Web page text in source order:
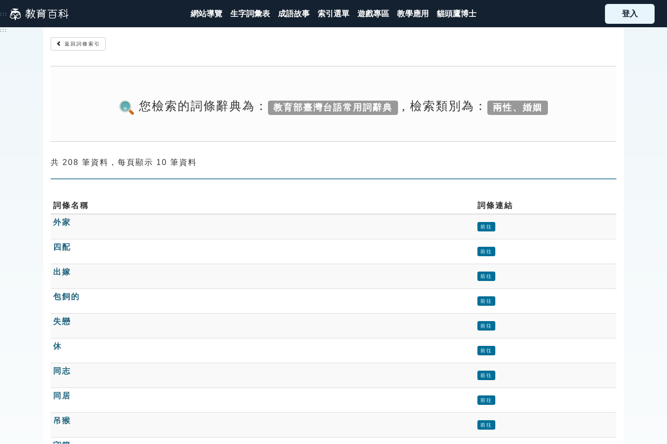
到
主
::: 網站導覽 生字詞彙表 成語故事 索引選單 遊戲專區 教學應用 貓頭鷹博士 登入
:::
返回詞條索引
您檢索的詞條辭典為： 教育部臺灣台語常用詞辭典 , 檢索類別為： 兩性、婚姻
共 208 筆資料，每頁顯示 10 筆資料
詞條名稱
詞條連結
外家
前往
四配
前往
出嫁
前往
包飼的
前往
失戀
前往
休
前往
同志
前往
同居
前往
吊猴
前往